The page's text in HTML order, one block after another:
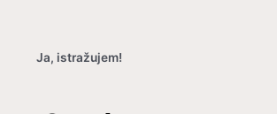
Ja, istražujem!